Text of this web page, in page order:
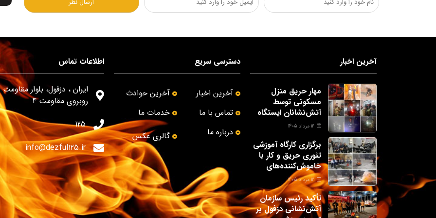
آخرین اخبار
مهار حریق منزل
مسکونی توسط
آتش‌نشانان ایستگاه
شماره یک دزفول
12 مرداد 1405
برگزاری کارگاه آموزشی
تئوری حریق و کار با
خاموش‌کننده‌های
دستی برای پرسنل
حراست شهرداری
دزفول
12 مرداد 1405
تأکید رئیس سازمان
آتش‌نشانی دزفول بر
دسترسی سریع
آخرین اخبار
آخرین حوادث
تماس با ما
خدمات ما
درباره ما
گالری عکس
اطلاعات تماس
ایران ، دزفول، بلوار
روبروی مقاومت 4
125
info@dezful125.ir